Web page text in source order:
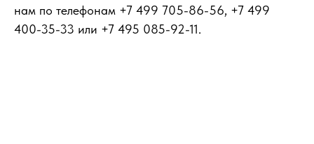
нам по телефонам +7 499 705-86-56, +7 499
400-35-33 или +7 495 085-92-11.